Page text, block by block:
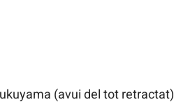
(avui del tot retractat)